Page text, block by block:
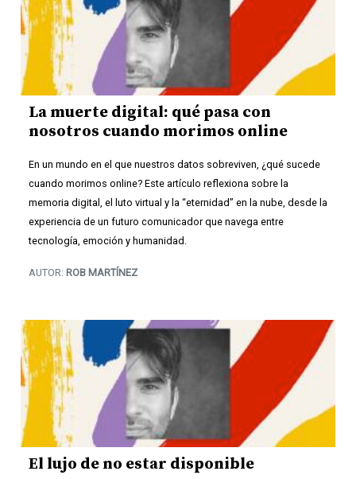
La muerte digital: qué pasa con
nosotros cuando morimos online
En un mundo en el que nuestros datos sobreviven, ¿qué sucede
cuando morimos online? Este artículo reflexiona sobre la
memoria digital, el luto virtual y la “eternidad” en la nube, desde la
experiencia de un futuro comunicador que navega entre
tecnología, emoción y humanidad.
AUTOR: ROB MARTÍNEZ
El lujo de no estar disponible